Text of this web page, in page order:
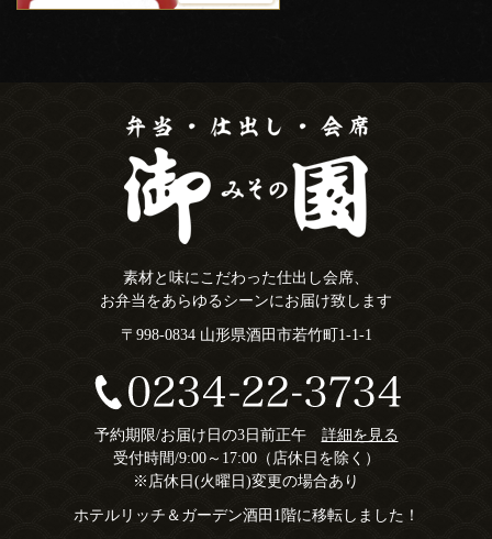
素材と味にこだわった仕出し会席、
お弁当をあらゆるシーンにお届け致します
〒998-0834 山形県酒田市若竹町1-1-1
予約期限/お届け日の3日前正午 詳細を見る
受付時間/9:00～17:00（店休日を除く）
※店休日(火曜日)変更の場合あり
ホテルリッチ＆ガーデン酒田1階に移転しました！